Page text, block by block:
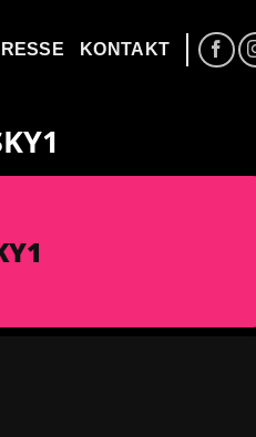
KONTAKT